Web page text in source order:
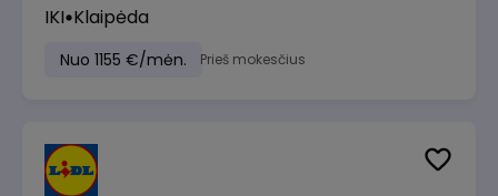
IKI Klaipėda
Nuo 1155 €/mėn. Prieš mokesčius